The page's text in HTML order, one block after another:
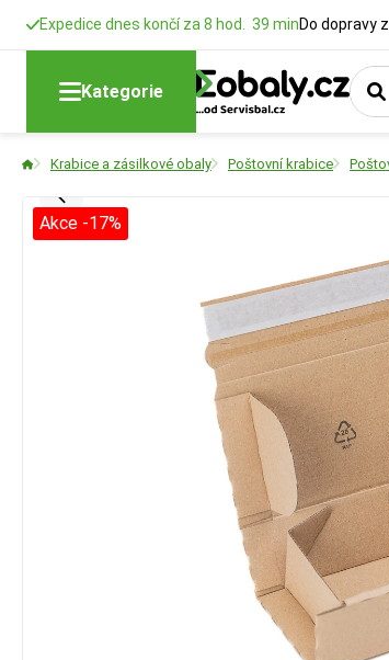
Expedice dnes končí za 8 hod. 39 minDo dopravy
Kategorie
Krabice a zásilkové obaly Poštovní krabice
Akce -17%